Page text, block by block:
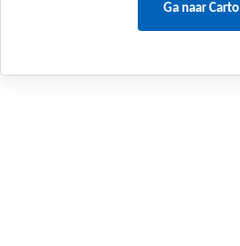
Ga naar Carto